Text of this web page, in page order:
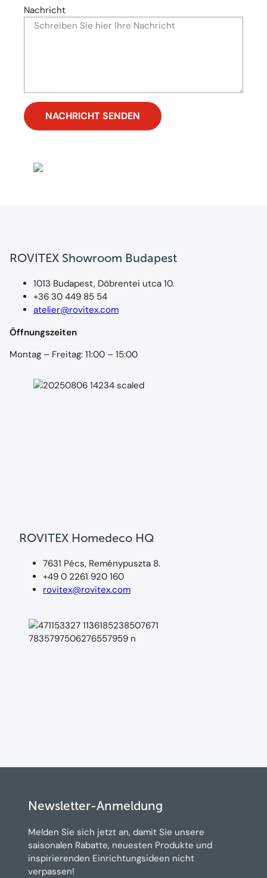
Nachricht
ROVITEX Showroom Budapest
1013 Budapest, Döbrentei utca 10.
+36 30 449 85 54
atelier@rovitex.com
Öffnungszeiten
Montag – Freitag: 11:00 – 15:00
ROVITEX Homedeco HQ
7631 Pécs, Reménypuszta 8.
+49 0 2261 920 160
rovitex@rovitex.com
Newsletter-Anmeldung
Melden Sie sich jetzt an, damit Sie unsere
saisonalen Rabatte, neuesten Produkte und
inspirierenden Einrichtungsideen nicht
verpassen!